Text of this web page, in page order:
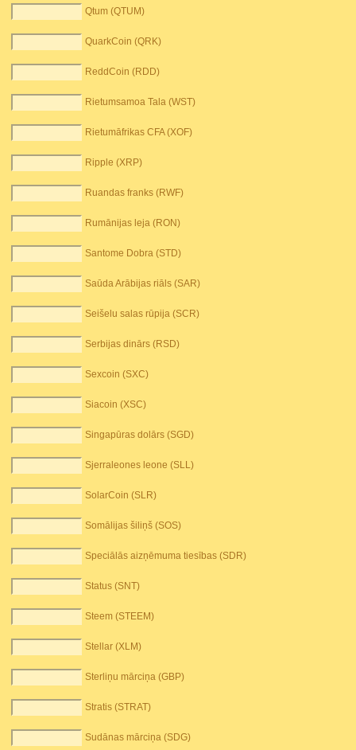
Qtum (QTUM)
QuarkCoin (QRK)
ReddCoin (RDD)
Rietumsamoa Tala (WST)
Rietumāfrikas CFA (XOF)
Ripple (XRP)
Ruandas franks (RWF)
Rumānijas leja (RON)
Santome Dobra (STD)
Saūda Arābijas riāls (SAR)
Seišelu salas rūpija (SCR)
Serbijas dinārs (RSD)
Sexcoin (SXC)
Siacoin (XSC)
Singapūras dolārs (SGD)
Sjerraleones leone (SLL)
SolarCoin (SLR)
Somālijas šiliņš (SOS)
Speciālās aizņēmuma tiesības (SDR)
Status (SNT)
Steem (STEEM)
Stellar (XLM)
Sterliņu mārciņa (GBP)
Stratis (STRAT)
Sudānas mārciņa (SDG)